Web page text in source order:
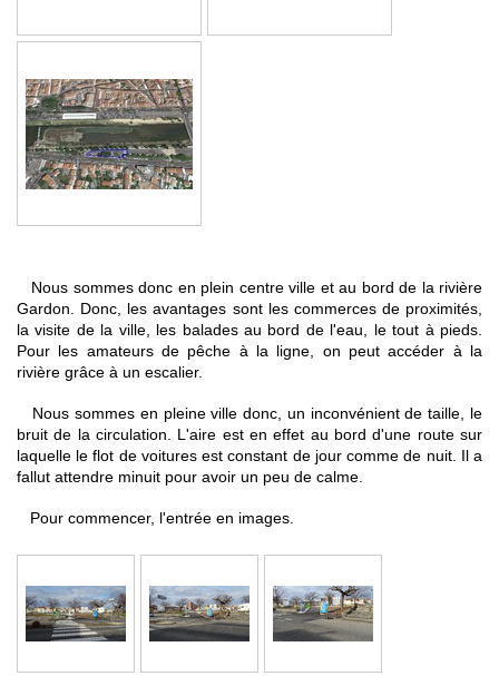
Nous sommes donc en plein centre ville et au bord de la rivière
Gardon. Donc, les avantages sont les commerces de proximités,
la visite de la ville, les balades au bord de l'eau, le tout à pieds.
Pour les amateurs de pêche à la ligne, on peut accéder à la
rivière grâce à un escalier.
Nous sommes en pleine ville donc, un inconvénient de taille, le
bruit de la circulation. L'aire est en effet au bord d'une route sur
laquelle le flot de voitures est constant de jour comme de nuit. Il a
fallut attendre minuit pour avoir un peu de calme.
Pour commencer, l'entrée en images.